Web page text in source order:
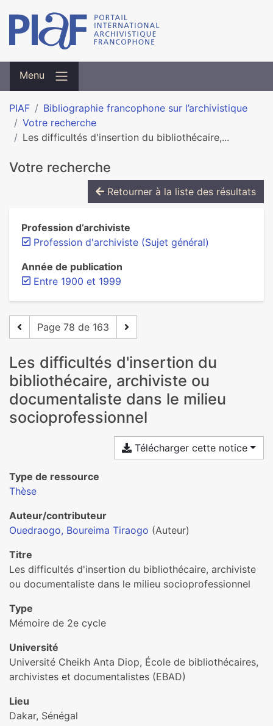
Menu
PIAF
Bibliographie francophone sur l’archivistique
Votre recherche
Les difficultés d'insertion du bibliothécaire,...
Votre recherche
Retourner à la liste des résultats
Profession d’archiviste
Profession d'archiviste (Sujet général)
Année de publication
Entre 1900 et 1999
Page 78 de 163
Les difficultés d'insertion du
bibliothécaire, archiviste ou
documentaliste dans le milieu
socioprofessionnel
Télécharger cette notice
Type de ressource
Thèse
Auteur/contributeur
Ouedraogo, Boureima Tiraogo (Auteur)
Titre
Les difficultés d'insertion du bibliothécaire, archiviste
ou documentaliste dans le milieu socioprofessionnel
Type
Mémoire de 2e cycle
Université
Université Cheikh Anta Diop, École de bibliothécaires,
archivistes et documentalistes (EBAD)
Lieu
Dakar, Sénégal